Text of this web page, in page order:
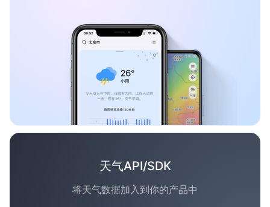
天气API/SDK
将天气数据加入到你的产品中